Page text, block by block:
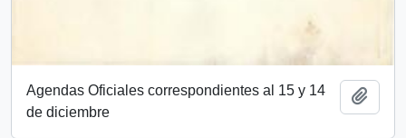
Agendas Oficiales correspondientes al 15 y 14
de diciembre